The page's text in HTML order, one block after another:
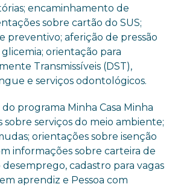
encaminhamento de
sobre cartão do SUS;
preventivo; aferição de pressão
orientação para
Transmissíveis (DST),
e serviços odontológicos.
programa Minha Casa Minha
sobre serviços do meio ambiente;
orientações sobre isenção
informações sobre carteira de
cadastro para vagas
aprendiz e Pessoa com